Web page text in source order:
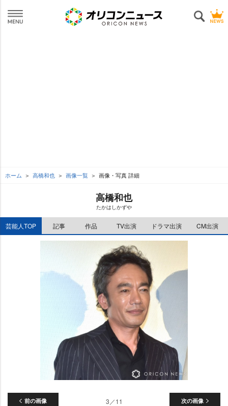
ホーム 高橋和也 画像一覧 画像・写真 詳細
高橋和也
たかはしかず
芸能人TOP 記事 作品 TV出演 ドラマ出演 CM出演
前の画像 次の画像
3／11